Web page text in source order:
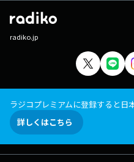
radiko.jp
ラジコプレミアムに登録すると日
詳しくはこちら